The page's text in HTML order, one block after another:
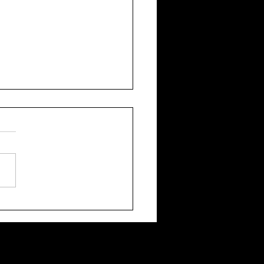
engaños y risas